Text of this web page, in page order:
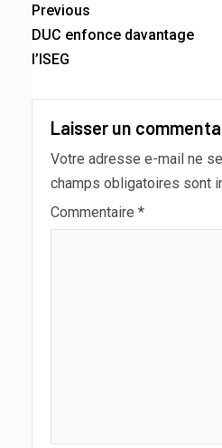
Previous
DUC enfonce davantage
l’ISEG
Laisser un
Votre adresse e-mail ne
champs obligatoires sont
Commentaire *